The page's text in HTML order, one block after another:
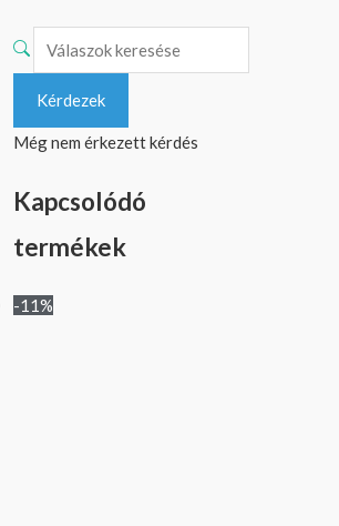
Kérdezek
Még nem érkezett kérdés
Kapcsolódó
termékek
-11%